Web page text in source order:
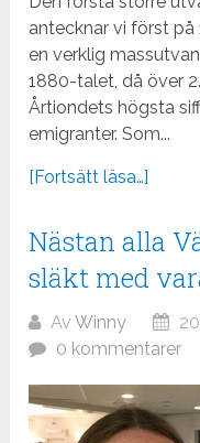
antecknar vi först
en verklig
1880-talet, då över
Årtiondets högsta
emigranter. Som...
[Fortsätt läsa…]
Nästan alla
släkt med
AvWinny
0 kommentarer